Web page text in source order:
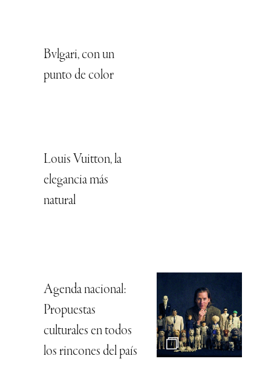
Bvlgari, con un
punto de color
Louis Vuitton, la
elegancia más
natural
Agenda nacional:
Propuestas
culturales en todos
los rincones del país